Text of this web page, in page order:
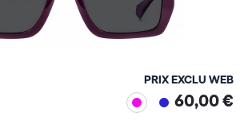
PRIX EXCLU WEB
60,00 €